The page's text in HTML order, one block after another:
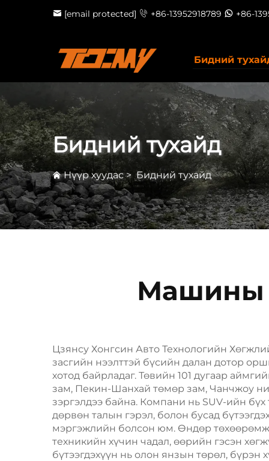
[email protected] +86-13952918789 +86-
Бидний
Бидний тухайд
Нүүр хуудас>Бидний тухайд
Машины
Цзянсу Хонгсин Авто Технологийн
засгийн нээлттэй бүсийн далан дотор
хотод байрладаг. Төвийн 101 дугаар
зам, Пекин-Шанхай төмөр зам, Чанчжоу
зэргэлдээ байна. Компани нь SUV-ийн бүх
дөрвөн талын гэрэл, болон бусад
мэргэжлийн болсон юм. Өндөр төхөөрөмж,
техникийн хүчин чадал, өөрийн гэсэн
бүтээгдэхүүн нь олон янзын төрөл, бүрэн